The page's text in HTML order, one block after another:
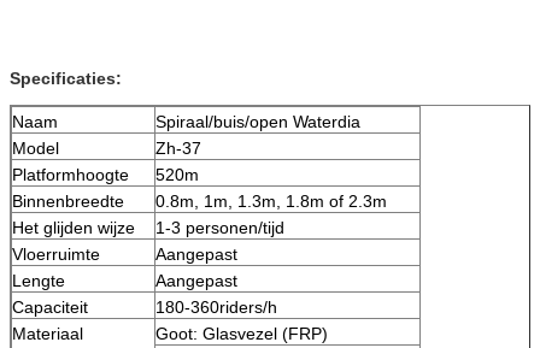
Specificaties:
Naam
Spiraal/buis/open Waterdia
Model
Zh-37
Platformhoogte
520m
Binnenbreedte
0.8m, 1m, 1.3m, 1.8m of 2.3m
Het glijden wijze
1-3 personen/tijd
Vloerruimte
Aangepast
Lengte
Aangepast
Capaciteit
180-360riders/h
Materiaal
Goot: Glasvezel (FRP)